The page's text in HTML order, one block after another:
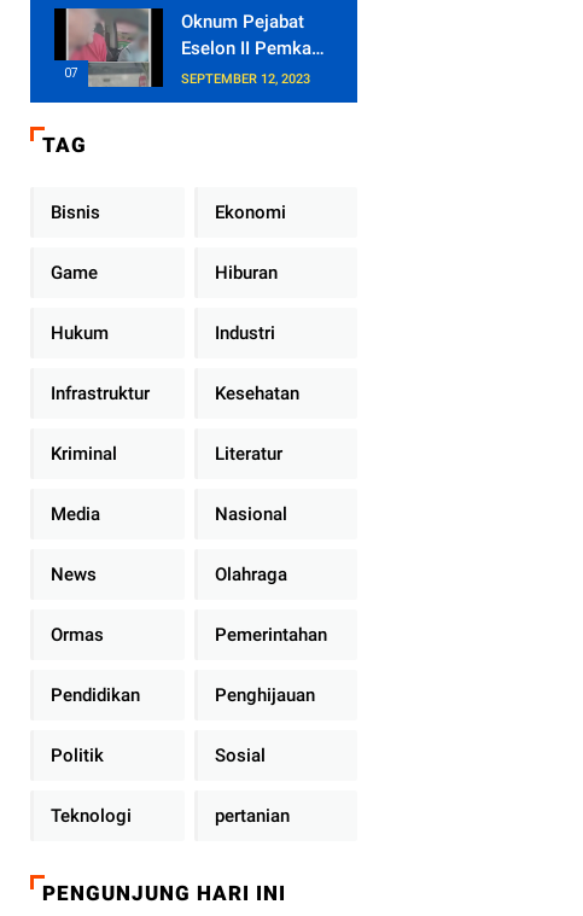
Oknum Pejabat
Eselon II Pemkab
Lampung Utara
Asik Ngobrol
Dinas
SEPTEMBER 12, 2023
TAG
Bisnis Ekonomi
Game Hiburan
Hukum Industri
Infrastruktur Kesehatan
Kriminal Literatur
Media Nasional
News Olahraga
Ormas Pemerintahan
Pendidikan Penghijauan
Politik Sosial
Teknologi pertanian
PENGUNJUNG HARI INI